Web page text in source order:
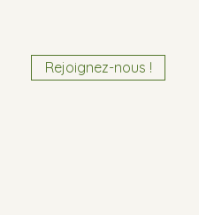
Rejoignez-nous !